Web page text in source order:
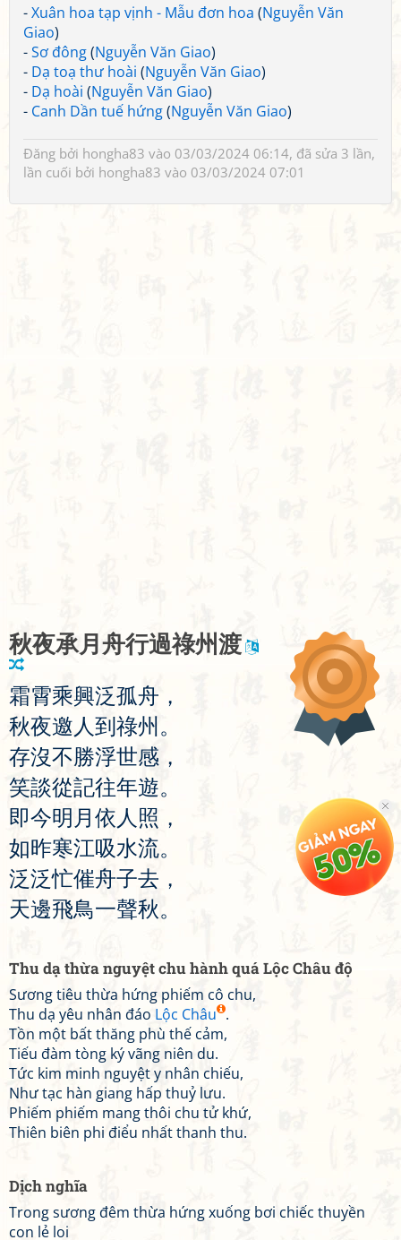
-Xuân hoa tạp vịnh - Mẫu đơn hoa (Nguyễn Văn
Giao)
-Sơ đông(Nguyễn Văn Giao)
- Dạ toạ thư hoài (Nguyễn Văn Giao)
- Dạ hoài (Nguyễn Văn Giao)
- Canh Dần tuế hứng(Nguyễn Văn Giao)
Đăng bởi hongha83 vào 03/03/2024 06:14, đã sửa 3 lần,
lần cuối bởi hongha83 vào 03/03/2024 07:01
秋夜承月 舟行過祿州渡
霜霄乘興泛孤舟 ，
秋夜邀 人到 祿州 。
存沒不勝浮世感 ，
笑談從記往年遊。
即今明 月 依 人 照 ，
如昨寒江吸水流。
泛泛忙催舟子去 ，
天邊飛鳥一聲秋。
Thu dạ thừa nguyệt chu hành quá Lộc Châu độ
Sương tiêu thừa hứng phiếm cô chu,
Thu dạ yêu nhân đáo Lộc Châu .
Tồn một bất thăng phù thế cảm,
Tiếu đàm tòng ký vãng niên du.
Tức kim minh nguyệt y nhân chiếu,
Như tạc hàn giang hấp thuỷ lưu.
Phiếm phiếm mang thôi chu tử khứ,
Thiên biên phi điểu nhất thanh thu.
Dịch nghĩa
Trong sương đêm thừa hứng xuống bơi chiếc thuyền
con lẻ loi